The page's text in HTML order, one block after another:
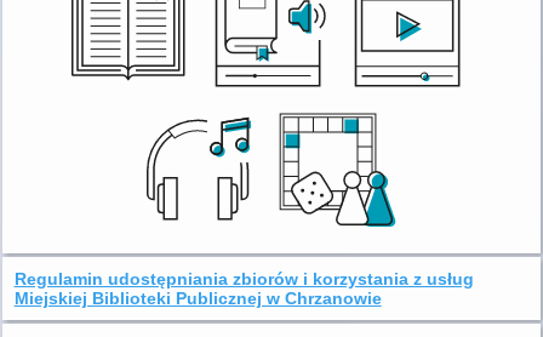
Regulamin udostępniania zbiorów i korzystania z usług
Miejskiej Biblioteki Publicznej w Chrzanowie